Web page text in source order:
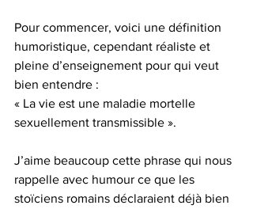
Pour commencer, voici une définition
humoristique, cependant réaliste et
pleine d’enseignement pour qui veut
bien entendre :
« La vie est une maladie mortelle
sexuellement transmissible ».
J’aime beaucoup cette phrase qui nous
rappelle avec humour ce que les
stoïciens romains déclaraient déjà bien